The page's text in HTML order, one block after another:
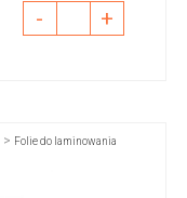
- +
> Folie do laminowania